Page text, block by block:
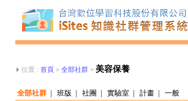
位置 : 首頁 > 全部社群 > 美容保養
全部社群 班版 社團 實驗室 計畫 一般